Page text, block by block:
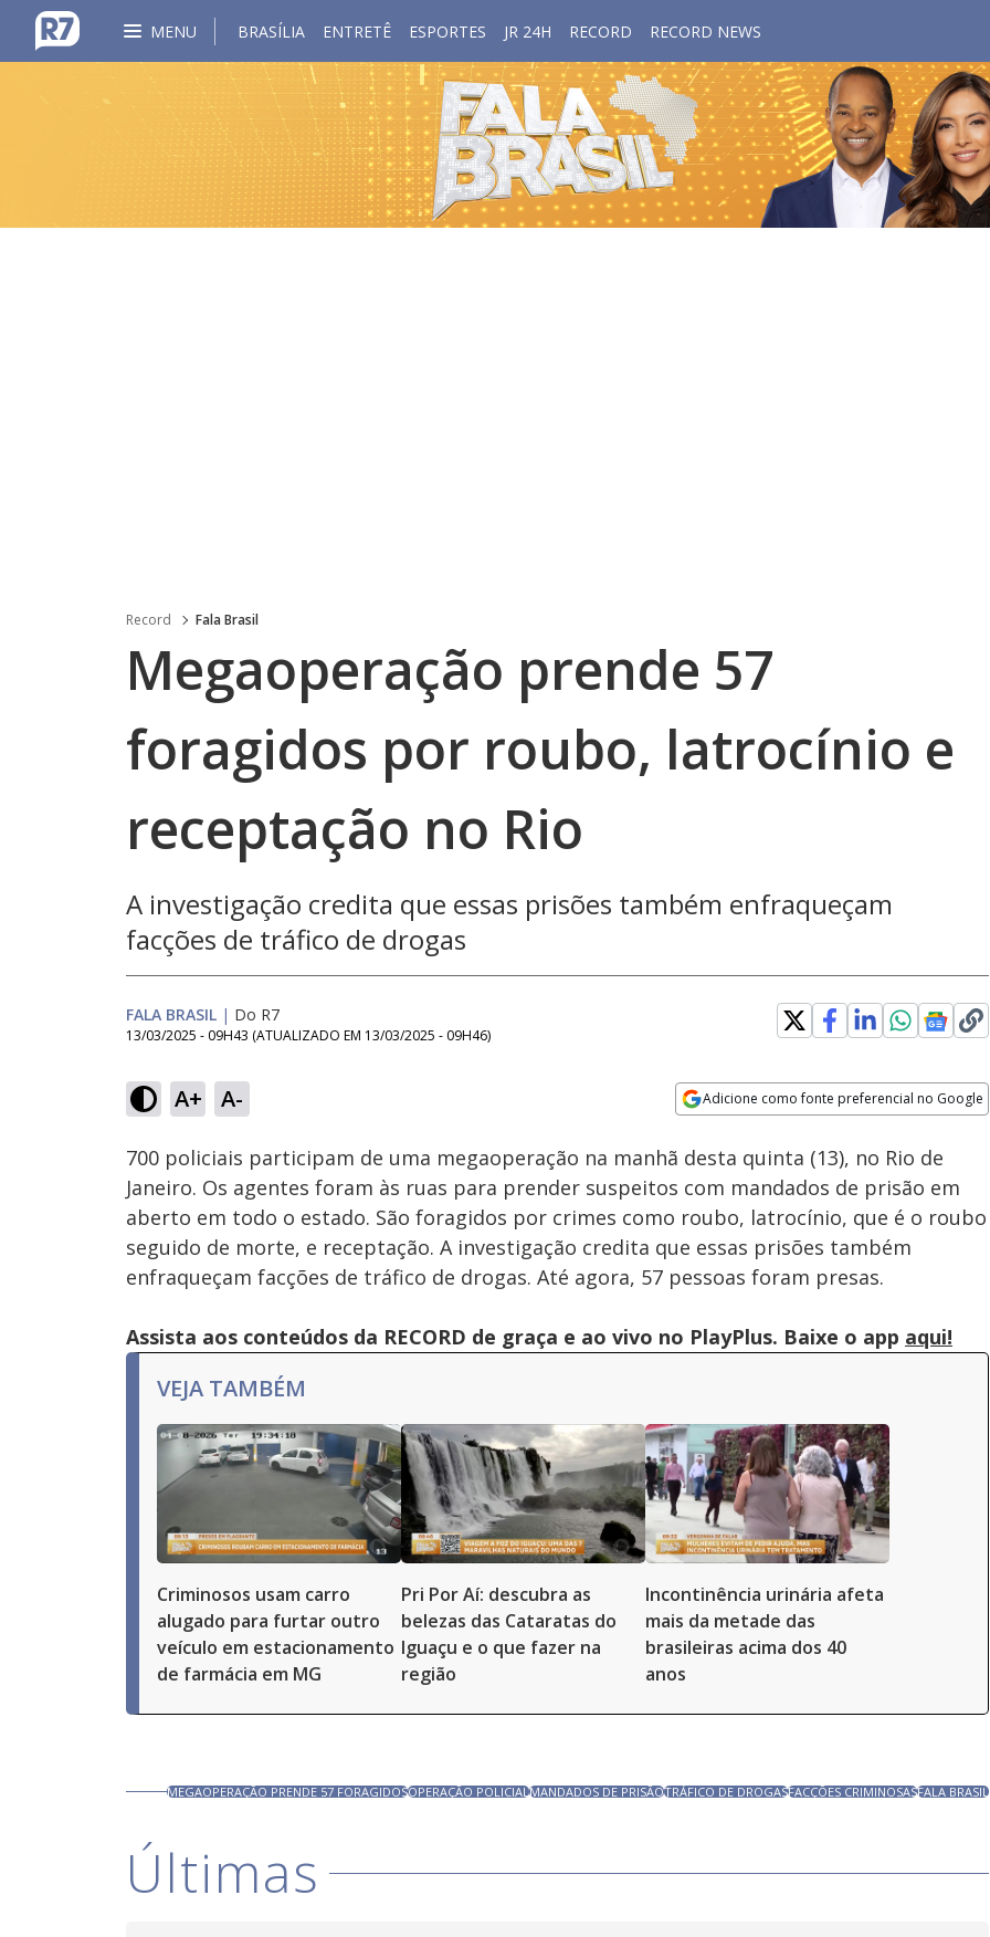
MENU BRASÍLIA ENTRETÊ ESPORTES JR 24H RECORD RECORD NEWS
Record Fala Brasil
Megaoperação prende 57
foragidos por roubo, latrocínio e
receptação no Rio
A investigação credita que essas prisões também enfraqueçam
facções de tráfico de drogas
FALA BRASIL | Do R7
13/03/2025 - 09H43 (ATUALIZADO EM 13/03/2025 - 09H46)
A+ A- Adicione como fonte preferencial no Google
Ativar
Som
Velocidade
700 policiais participam de uma megaoperação na manhã desta quinta (13), no Rio de
Janeiro. Os agentes foram às ruas para prender suspeitos com mandados de prisão em
aberto em todo o estado. São foragidos por crimes como roubo, latrocínio, que é o roubo
seguido de morte, e receptação. A investigação credita que essas prisões também
enfraqueçam facções de tráfico de drogas. Até agora, 57 pessoas foram presas.
Assista aos conteúdos da RECORD de graça e ao vivo no PlayPlus. Baixe o app aqui!
VEJA TAMBÉM
Criminosos usam carro
alugado para furtar outro
veículo em estacionamento
de farmácia em MG
Pri Por Aí: descubra as
belezas das Cataratas do
Iguaçu e o que fazer na
região
Incontinência urinária afeta
mais da metade das
brasileiras acima dos 40
anos
MEGAOPERAÇÃO PRENDE 57 FORAGIDOSOPERAÇÃO POLICIALMANDADOS DE PRISÃOTRÁFICO DE DROGASFACÇÕES CRIMINOSASFALA BRASIL
Últimas